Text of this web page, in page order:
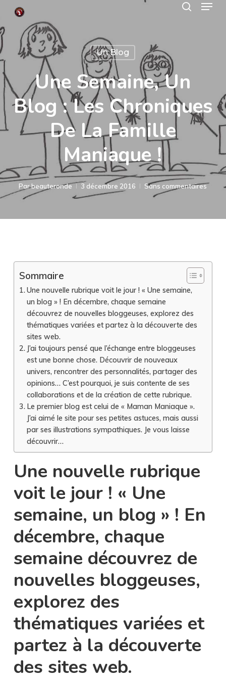
Skip
to
main
content
Un Blog
Une Semaine, Un
Blog : Les Chroniques
De La Famille
Maniaque !
Parbeauteronde 3 décembre 2016 Sans commentaires
Sommaire
Une nouvelle rubrique voit le jour ! « Une semaine,
un blog » ! En décembre, chaque semaine
découvrez de nouvelles bloggeuses, explorez des
thématiques variées et partez à la découverte des
sites web.
J’ai toujours pensé que l’échange entre bloggeuses
est une bonne chose. Découvrir de nouveaux
univers, rencontrer des personnalités, partager des
opinions… C’est pourquoi, je suis contente de ses
collaborations et de la création de cette rubrique.
Le premier blog est celui de « Maman Maniaque ».
J’ai aimé le site pour ses petites astuces, mais aussi
par ses illustrations sympathiques. Je vous laisse
découvrir…
Une nouvelle rubrique
voit le jour ! « Une
semaine, un blog » ! En
décembre, chaque
semaine découvrez de
nouvelles bloggeuses,
explorez des
thématiques variées et
partez à la découverte
des sites web.